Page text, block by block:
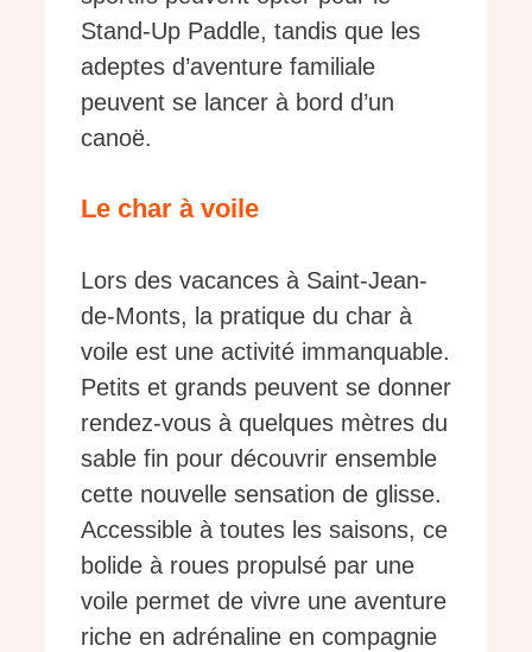
Stand-Up Paddle, tandis que les
adeptes d’aventure familiale
peuvent se lancer à bord d’un
canoë.
Le char à voile
Lors des vacances à Saint-Jean-
de-Monts, la pratique du char à
voile est une activité immanquable.
Petits et grands peuvent se donner
rendez-vous à quelques mètres du
sable fin pour découvrir ensemble
cette nouvelle sensation de glisse.
Accessible à toutes les saisons, ce
bolide à roues propulsé par une
voile permet de vivre une aventure
riche en adrénaline en compagnie